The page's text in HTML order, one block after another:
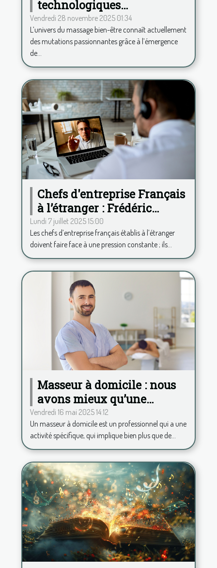
technologiques
transforment-elles le
secteur du massage bien-
être ?
Vendredi 28 novembre 2025 01:34
L’univers du massage bien-être connaît actuellement
des mutations passionnantes grâce à l’émergence
de...
Chefs d'entreprise Français
à l’étranger : Frédéric
Duplessy propose une
analyse psy à distance
Lundi 7 juillet 2025 15:00
Les chefs d’entreprise français établis à l’étranger
doivent faire face à une pression constante ; ils...
Masseur à domicile : nous
avons mieux qu’une
application pour calculer
vos frais kilométriques !
Vendredi 16 mai 2025 14:12
Un masseur à domicile est un professionnel qui a une
activité spécifique, qui implique bien plus que de...